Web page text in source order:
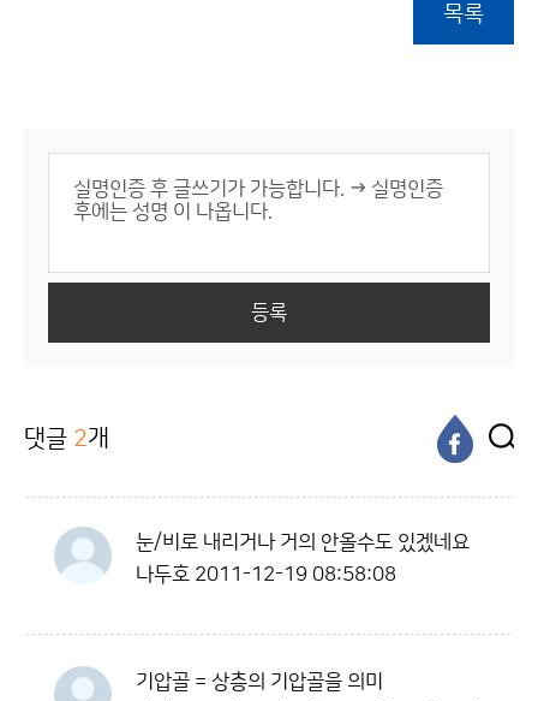
목록
등록
댓글 2개
눈/비로 내리거나 거의 안올수도 있겠네요
나두호 2011-12-19 08:58:08
기압골 = 상층의 기압골을 의미